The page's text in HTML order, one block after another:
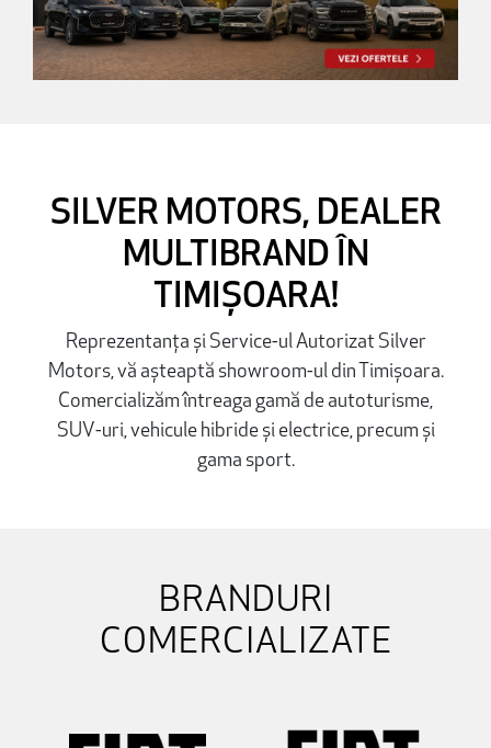
SILVER MOTORS, DEALER
MULTIBRAND ÎN
TIMIȘOARA!
Reprezentanța și Service-ul Autorizat Silver
Motors, vă așteaptă showroom-ul din Timișoara.
Comercializăm întreaga gamă de autoturisme,
SUV-uri, vehicule hibride și electrice, precum și
gama sport.
BRANDURI
COMERCIALIZATE